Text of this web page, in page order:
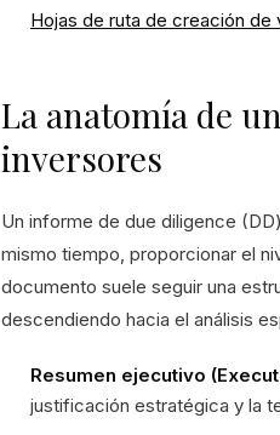
Hojas de ruta de creación de
La anatomía de
inversores
Un informe de due diligence
mismo tiempo, proporcionar el
documento suele seguir una
descendiendo hacia el análisis
Resumen ejecutivo
justificación estratégica y la